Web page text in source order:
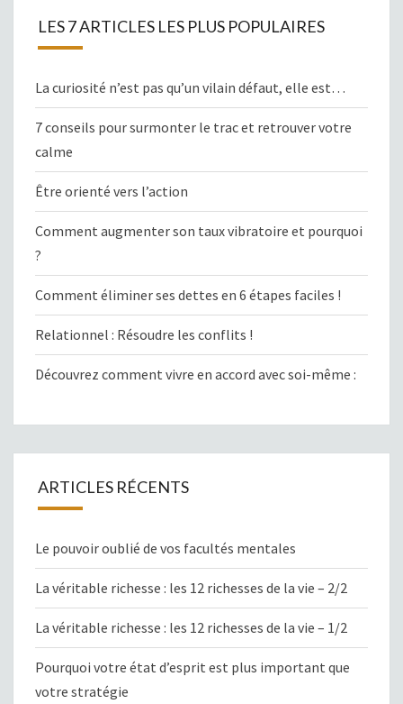
LES 7 ARTICLES LES PLUS POPULAIRES
La curiosité n’est pas qu’un vilain défaut, elle est…
7 conseils pour surmonter le trac et retrouver votre
calme
Être orienté vers l’action
Comment augmenter son taux vibratoire et pourquoi
?
Comment éliminer ses dettes en 6 étapes faciles !
Relationnel : Résoudre les conflits !
Découvrez comment vivre en accord avec soi-même :
ARTICLES RÉCENTS
Le pouvoir oublié de vos facultés mentales
La véritable richesse : les 12 richesses de la vie – 2/2
La véritable richesse : les 12 richesses de la vie – 1/2
Pourquoi votre état d’esprit est plus important que
votre stratégie